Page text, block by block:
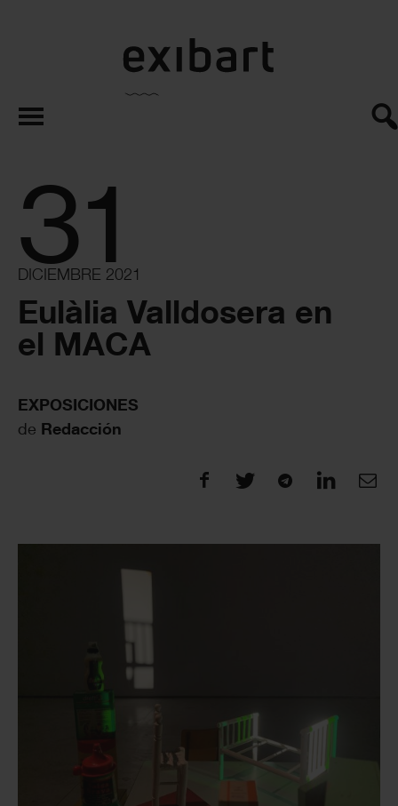
exibart.es
31
DICIEMBRE 2021
Eulàlia Valldosera en
el MACA
EXPOSICIONES
de Redacción